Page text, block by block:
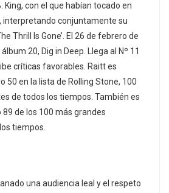
King, con el que habían tocado en
interpretando conjuntamente su
Thrill Is Gone’. El 26 de febrero de
20, Dig in Deep. Llega al Nº 11
críticas favorables. Raitt es
50 en la lista de Rolling Stone, 100
de todos los tiempos. También es
de los 100 más grandes
tiempos.
una audiencia leal y el respeto